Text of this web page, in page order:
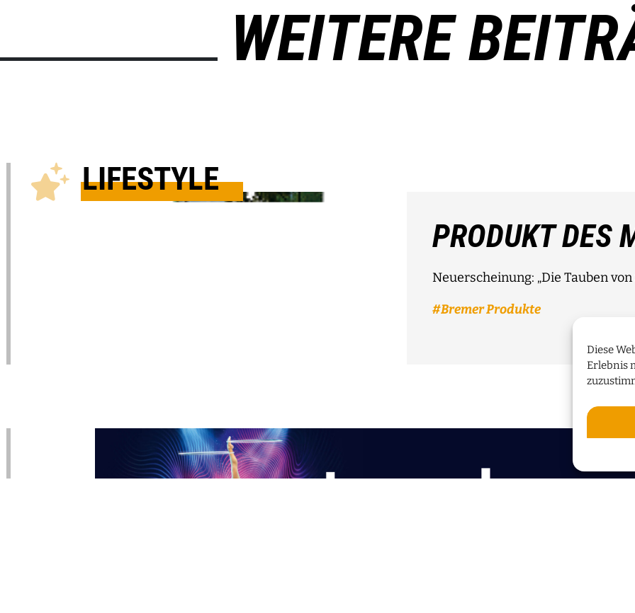
Diese
Erlebnis
WEITERE
LIFESTYLE
PRODUKT DES
Neuerscheinung: „Die Tauben
Bremer Produkte